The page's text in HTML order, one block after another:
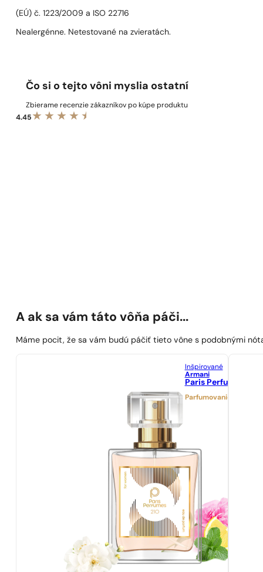
(EÚ) č. 1223/2009 a ISO 22716
Nealergénne. Netestované na zvieratách.
Čo si o tejto vôni myslia ostatní
Zbierame recenzie zákazníkov po kúpe produktu
4.45
A ak sa vám táto vôňa páči...
Máme pocit, že sa vám budú páčiť tieto vône s podobnými
Inšpirované
Armani
Paris Perfumes N°
Parfumovanie 25%